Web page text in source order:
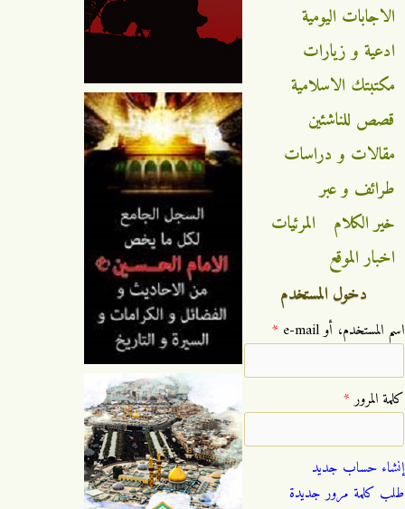
الاجابات اليومية
ادعية و زيارات
مكتبتك الاسلامية
قصص للناشئين
مقالات و دراسات
طرائف و عبر
خير الكلام
المرئيات
اخبار الموقع
دخول المستخدم
‏اسم المستخدم، أو e-mail ‏ *
‏كلمة المرور ‏*
إنشاء حساب جديد
طلب كلمة مرور جديدة